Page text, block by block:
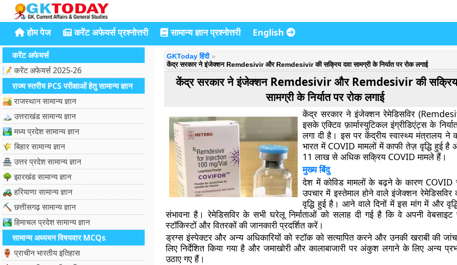
होम पेज करेंट अफेयर्स प्रश्नोत्तरी सामान्य ज्ञान प्रश्नोत्तरी English
करेंट अफेयर्स
📝 करेंट अफेयर्स 2025-26
राज्य स्तरीय PCS परीक्षाओं हेतु सामान्य ज्ञान
🏜️ राजस्थान सामान्य ज्ञान
🏔️ उत्तराखंड सामान्य ज्ञान
🏞️ मध्य प्रदेश सामान्य ज्ञान
🌾 बिहार सामान्य ज्ञान
🏯 उत्तर प्रदेश सामान्य ज्ञान
🌳 झारखंड सामान्य ज्ञान
🚜 हरियाणा सामान्य ज्ञान
⛏️ छत्तीसगढ़ सामान्य ज्ञान
🏞️ हिमाचल प्रदेश सामान्य ज्ञान
सामान्य अध्ययन विषयवार MCQs
🏺 प्राचीन भारतीय इतिहास
GKToday हिंदी
केंद्र सरकार ने इंजेक्शन Remdesivir और Remdesivir की सक्रिय दवा सामग्री के निर्यात पर रोक लगाई
केंद्र सरकार ने इंजेक्शन Remdesivir और Remdesivir की सक्रिय
सामग्री के निर्यात पर रोक लगाई
केंद्र सरकार ने इंजेक्शन रेमेडिसविर
इसके एक्टिव फ़ार्मास्युटिकल इंग्रीडिएंट्स के
लगा दी है। इस पर केंद्रीय स्वास्थ्य मंत्रालय ने
भारत में COVID मामलों में काफी तेज़ वृद्धि हुई
11 लाख से अधिक सक्रिय COVID मामले हैं।
मुख्य बिंदु
देश में कोविड मामलों के बढ़ने के कारण COVID
उपचार में इस्तेमाल होने वाले इंजेक्शन रेमेडिसविर
वृद्धि हुई है। आने वाले दिनों में इस मांग में और
संभावना है। रेमेडिसविर के सभी घरेलू निर्माताओं को सलाह दी गई है कि वे अपनी
स्टॉकिस्टों और वितरकों की जानकारी प्रदर्शित करें।
ड्रग्स इंस्पेक्टर और अन्य अधिकारियों को स्टॉक को सत्यापित करने और उनकी खराबी की
लिए निर्देशित किया गया है और जमाखोरी और कालाबाजारी पर अंकुश लगाने के लिए अन्य
उठाए गए हैं।